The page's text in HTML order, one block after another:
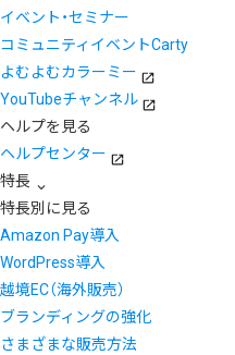
イベント・セミナー
コミュニティイベントCarty
よむよむカラーミー
YouTubeチャンネル
ヘルプを見る
ヘルプセンター
特長
特長別に見る
Amazon Pay導入
WordPress導入
越境EC（海外販売）
ブランディングの強化
さまざまな販売方法